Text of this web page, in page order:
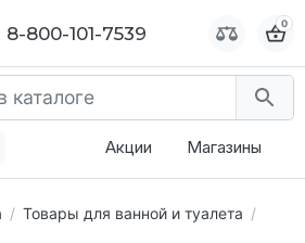
8-800-101-7539 0
Акции Магазины
Товары для ванной и туалета
8-800-101-7539 0